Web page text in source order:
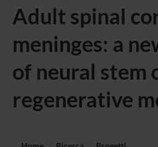
Adult spinal
meninges: a
of neural stem
regenerative